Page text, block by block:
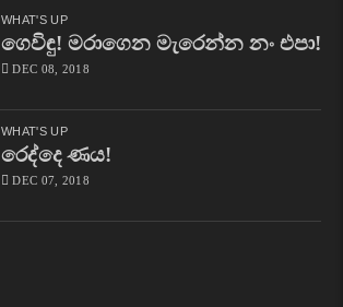
WHAT'S UP
ගෙවිඳු! මරාගෙන මැරෙන්න නං එපා!
DEC 08, 2018
WHAT'S UP
රෙද්දෙ ණය!
DEC 07, 2018